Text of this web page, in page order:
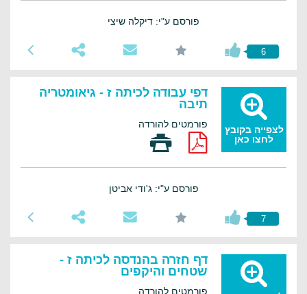
פורסם ע"י: דיקלה שיצי
6
לצפייה בקובץ
לחצו כאן
דפי עבודה לכיתה ז - גיאומטריה
תיבה
פורמטים להורדה
פורסם ע"י: ג'ודי אביטן
7
דף חזרה בהנדסה לכיתה ז -
שטחים והיקפים
פורמטים להורדה